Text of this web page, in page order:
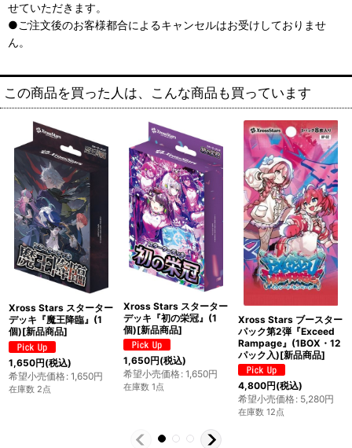
せていただきます。
●ご注文後のお客様都合によるキャンセルはお受けしておりませ
ん。
この商品を買った人は、こんな商品も買っています
Xross Stars スターター
デッキ『魔王降臨』(1
個)[新品商品]
1,650円(税込)
希望小売価格: 1,650円
在庫数 2点
Xross Stars スターター
デッキ『初の栄冠』(1
個)[新品商品]
1,650円(税込)
希望小売価格: 1,650円
在庫数 1点
Xross Stars ブースター
パック第2弾『Exceed
Rampage』(1BOX・12
パック入)[新品商品]
4,800円(税込)
希望小売価格: 5,280円
在庫数 12点